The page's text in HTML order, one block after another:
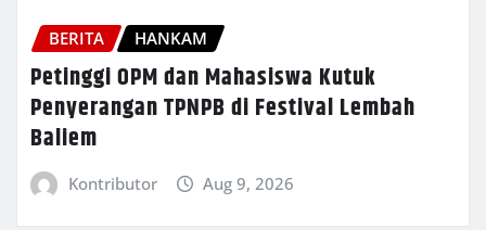
BERITA HANKAM
Petinggi OPM dan Mahasiswa Kutuk
Penyerangan TPNPB di Festival Lembah
Baliem
Kontributor Aug 9, 2026